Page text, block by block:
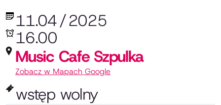
11.04/2025
16.00
Music Cafe Szpulka
Zobacz w Mapach Google
wstęp wolny